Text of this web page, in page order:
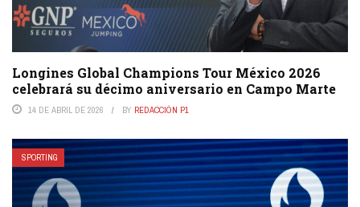
Longines Global Champions Tour México 2026
celebrará su décimo aniversario en Campo Marte
14 DE ABRIL DE 2026 BY REDACCIÓN P1
SPORTING